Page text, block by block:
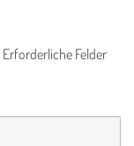
Erforderliche Felder